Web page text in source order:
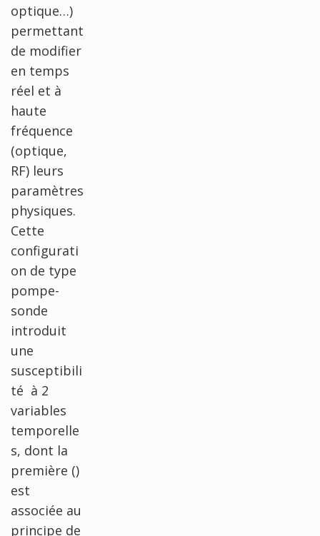
optique…)
permettant
de modifier
en temps
réel et à
haute
fréquence
(optique,
RF) leurs
paramètres
physiques.
Cette
configurati
on de type
pompe-
sonde
introduit
une
susceptibili
té à 2
variables
temporelle
s, dont la
première ()
est
associée au
principe de